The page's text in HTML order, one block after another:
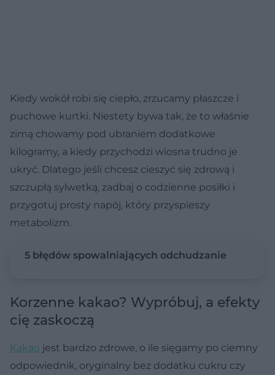
Kiedy wokół robi się ciepło, zrzucamy płaszcze i
puchowe kurtki. Niestety bywa tak, że to właśnie
zimą chowamy pod ubraniem dodatkowe
kilogramy, a kiedy przychodzi wiosna trudno je
ukryć. Dlatego jeśli chcesz cieszyć się zdrową i
szczupłą sylwetką, zadbaj o codzienne posiłki i
przygotuj prosty napój, który przyspieszy
metabolizm.
5 błędów spowalniających odchudzanie
Korzenne kakao? Wypróbuj, a efekty
cię zaskoczą
Kakao jest bardzo zdrowe, o ile sięgamy po ciemny
odpowiednik, oryginalny bez dodatku cukru czy